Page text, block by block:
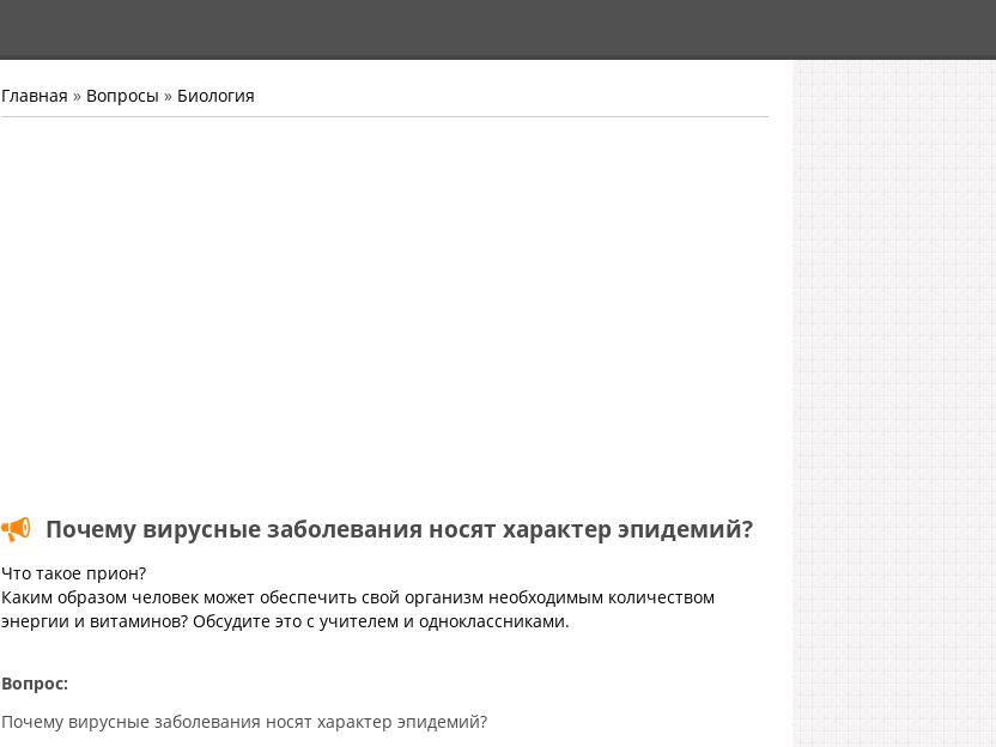
Главная » Вопросы » Биология
Почему вирусные заболевания носят характер эпидемий?
Что такое прион?
Каким образом человек может обеспечить свой организм необходимым количеством
энергии и витаминов? Обсудите это с учителем и одноклассниками.
Вопрос:
Почему вирусные заболевания носят характер эпидемий?